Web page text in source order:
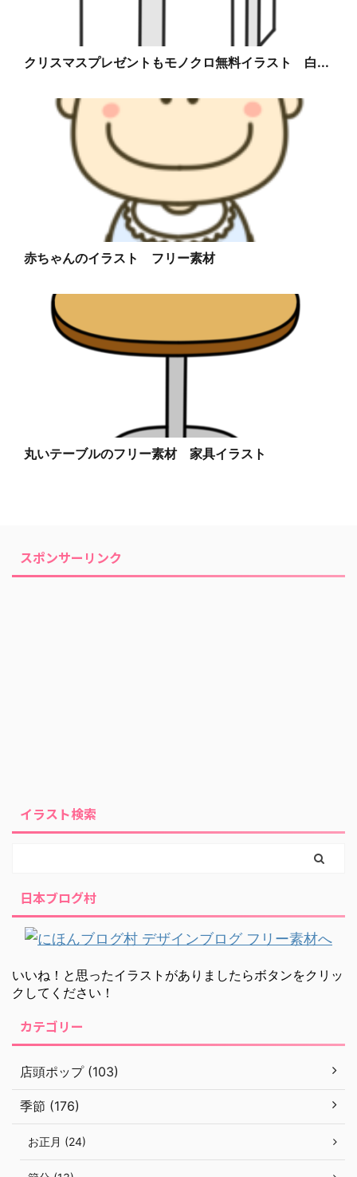
クリスマスプレゼントもモノクロ無料イラスト 白...
赤ちゃんのイラスト フリー素材
丸いテーブルのフリー素材 家具イラスト
スポンサーリンク
イラスト検索
日本ブログ村
いいね！と思ったイラストがありましたらボタンをクリッ
クしてください！
カテゴリー
店頭ポップ (103)
季節 (176)
お正月 (24)